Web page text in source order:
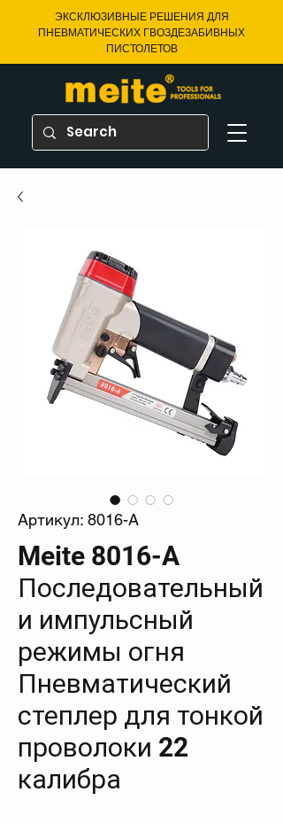
ЭКСКЛЮЗИВНЫЕ РЕШЕНИЯ ДЛЯ
ПНЕВМАТИЧЕСКИХ ГВОЗДЕЗАБИВНЫХ
ПИСТОЛЕТОВ
Артикул: 8016-A
Meite 8016-A
Последовательный
и импульсный
режимы огня
Пневматический
степлер для тонкой
проволоки 22
калибра